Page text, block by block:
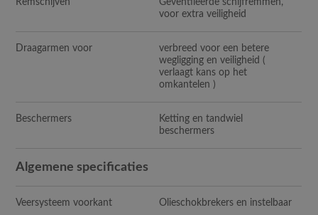
Remschijven
Geventileerde schijfremmen,
voor extra veiligheid
Draagarmen voor
verbreed voor een betere
wegligging en veiligheid (
verlaagt kans op het
omkantelen )
Beschermers
Ketting en tandwiel
beschermers
Algemene specificaties
Veersysteem voorkant Olieschokbrekers en instelbaar